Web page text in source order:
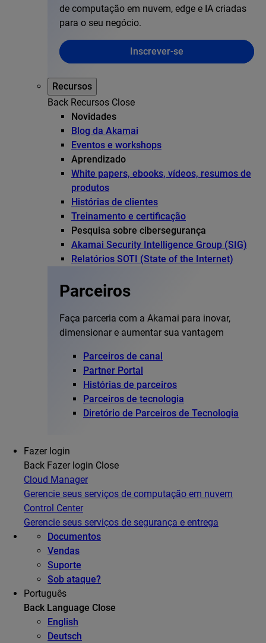
de computação em nuvem, edge e IA criadas
para o seu negócio.
Inscrever-se
Recursos
Back Recursos Close
Novidades
Blog da Akamai
Eventos e workshops
Aprendizado
White papers, ebooks, vídeos, resumos de
produtos
Histórias de clientes
Treinamento e certificação
Pesquisa sobre cibersegurança
Akamai Security Intelligence Group (SIG)
Relatórios SOTI (State of the Internet)
Parceiros
Faça parceria com a Akamai para inovar,
dimensionar e aumentar sua vantagem
Parceiros de canal
Partner Portal
Histórias de parceiros
Parceiros de tecnologia
Diretório de Parceiros de Tecnologia
Fazer login
Back Fazer login Close
Cloud Manager
Gerencie seus serviços de computação em nuvem
Control Center
Gerencie seus serviços de segurança e entrega
Documentos
Vendas
Suporte
Sob ataque?
Português
Back Language Close
English
Deutsch